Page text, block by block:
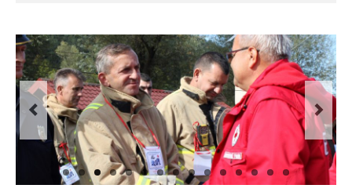
Službeni glasnici
Javne nabavke
Značajni datumi i manifestacije
Program energetske efikasnosti u stambenom
sektoru